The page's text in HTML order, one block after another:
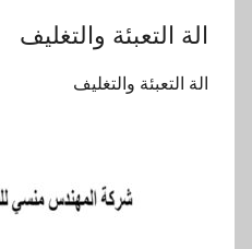
الة التعبئة والتغليف
الة التعبئة والتغليف